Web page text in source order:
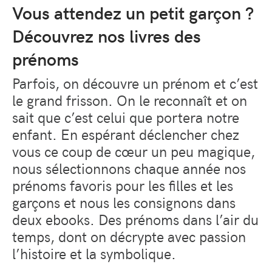
Vous attendez un petit garçon ?
Découvrez nos livres des
prénoms
Parfois, on découvre un prénom et c’est
le grand frisson. On le reconnaît et on
sait que c’est celui que portera notre
enfant. En espérant déclencher chez
vous ce coup de cœur un peu magique,
nous sélectionnons chaque année nos
prénoms favoris pour les filles et les
garçons et nous les consignons dans
deux ebooks. Des prénoms dans l’air du
temps, dont on décrypte avec passion
l’histoire et la symbolique.